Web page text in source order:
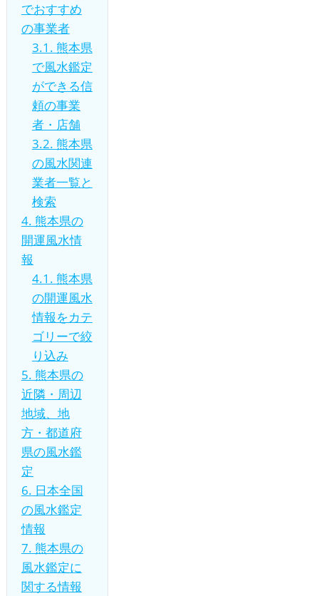
でおすすめ
の事業者
3.1. 熊本県
で風水鑑定
ができる信
頼の事業
者・店舗
3.2. 熊本県
の風水関連
業者一覧と
検索
4. 熊本県の
開運風水情
報
4.1. 熊本県
の開運風水
情報をカテ
ゴリーで絞
り込み
5. 熊本県の
近隣・周辺
地域、地
方・都道府
県の風水鑑
定
6. 日本全国
の風水鑑定
情報
7. 熊本県の
風水鑑定に
関する情報